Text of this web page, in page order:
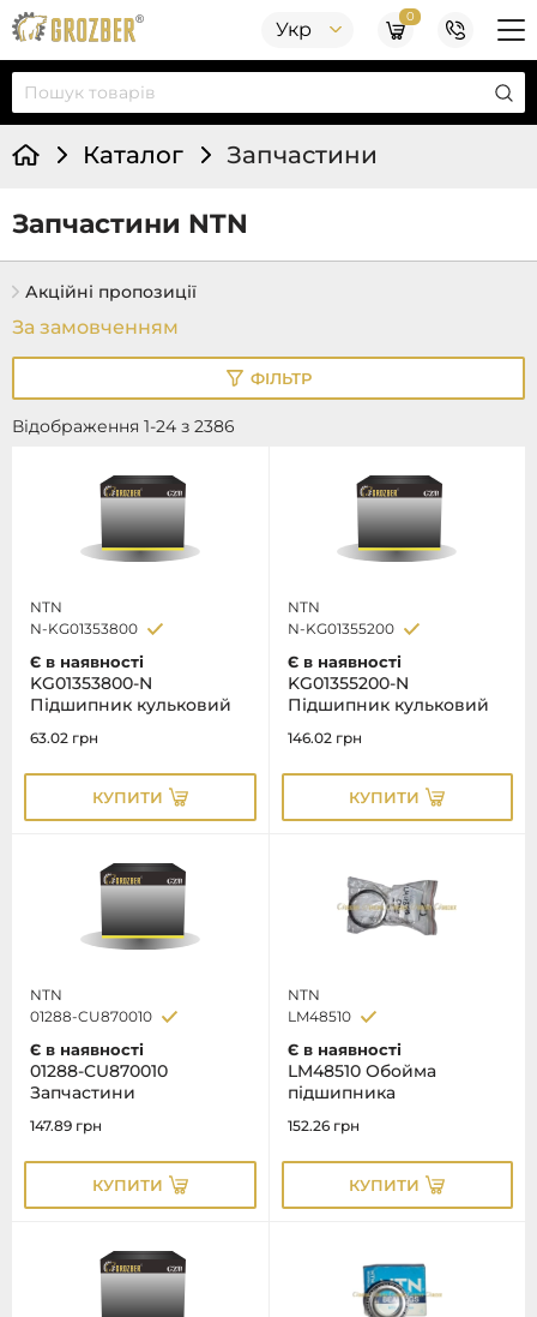
Укр
0
Каталог Запчастини
Запчастини NTN
Акційні пропозиції
Відображення 1-24 з 2386
ФІЛЬТР
NTN
N-KG01353800
Є в наявності
KG01353800-N
Підшипник кульковий
63.02 грн
КУПИТИ
NTN
N-KG01355200
Є в наявності
KG01355200-N
Підшипник кульковий
146.02 грн
КУПИТИ
NTN
01288-CU870010
Є в наявності
01288-CU870010
Запчастини
147.89 грн
КУПИТИ
NTN
LM48510
Є в наявності
LM48510 Обойма
підшипника
152.26 грн
КУПИТИ